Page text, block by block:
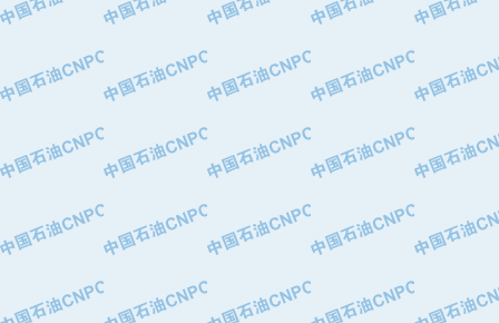
·大庆油田有限责任公司
·中国石油华北油田公司
·中国石油锦西石化分公司
·天津钢管集团股份有限公司
·深圳市肯多斯实业发展有限公司
·瓦卢瑞克.曼内斯曼石油专用管（德
·无锡西姆莱斯石油专用管制造有限公
·武汉钢铁（集团）公司
·太原钢铁(集团)有限公司